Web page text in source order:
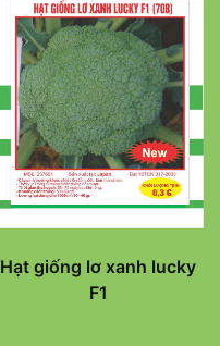
Hạt giống lơ xanh lucky
F1